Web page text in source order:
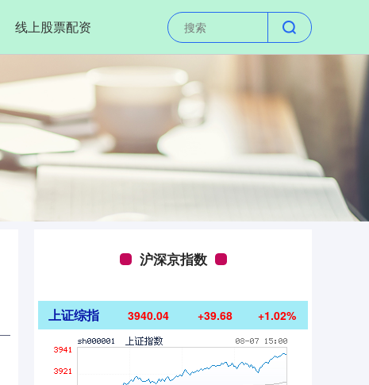
线上股票配资
沪深京指数
上证综指 3940.04 +39.68 +1.02%